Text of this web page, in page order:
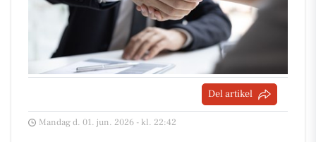
Del artikel
Mandag d. 01. jun. 2026 - kl. 22:42